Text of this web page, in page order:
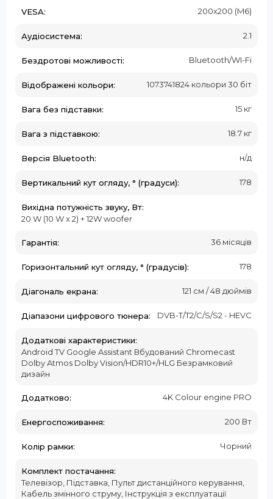
VESA: 200x200 (M6)
Аудіосистема: 2.1
Бездротові можливості: Bluetooth/WI-Fi
Відображені кольори: 1073741824 кольори 30 біт
Вага без підставки: 15 кг
Вага з підставкою: 18.7 кг
Версія Bluetooth: н/д
Вертикальний кут огляду, ° (градуси): 178
Вихідна потужність звуку, Вт:
20 W (10 W x 2) + 12W woofer
Гарантія: 36 місяців
Горизонтальний кут огляду, ° (градусів): 178
Діагональ екрана: 121 см / 48 дюймів
Діапазони цифрового тюнера: DVB-T/T2/C/S/S2 - HEVC
Додаткові характеристики:
Android TV Google Assistant Вбудований Chromecast
Dolby Atmos Dolby Vision/HDR10+/HLG Безрамковий
дизайн
Додатково: 4K Colour engine PRO
Енергоспоживання: 200 Вт
Колір рамки: Чорний
Комплект постачання:
Телевізор, Підставка, Пульт дистанційного керування,
Кабель змінного струму, Інструкція з експлуатації